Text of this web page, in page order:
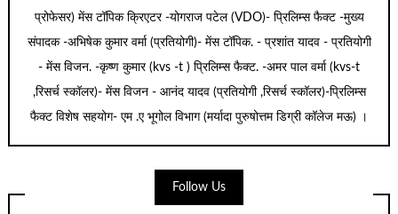
प्रोफेसर) मेंस टॉपिक क्रिएटर -योगराज पटेल (VDO)- प्रिलिम्स फैक्ट -मुख्य
संपादक -अभिषेक कुमार वर्मा (प्रतियोगी)- मेंस टॉपिक. - प्रशांत यादव - प्रतियोगी
- मेंस विजन. -कृष्ण कुमार (kvs -t ) प्रिलिम्स फैक्ट. -अमर पाल वर्मा (kvs-t
,रिसर्च स्कॉलर)- मेंस विजन - आनंद यादव (प्रतियोगी ,रिसर्च स्कॉलर)-प्रिलिम्स
फैक्ट विशेष सहयोग- एम .ए भूगोल विभाग (मर्यादा पुरुषोत्तम डिग्री कॉलेज मऊ) ।
Follow Us